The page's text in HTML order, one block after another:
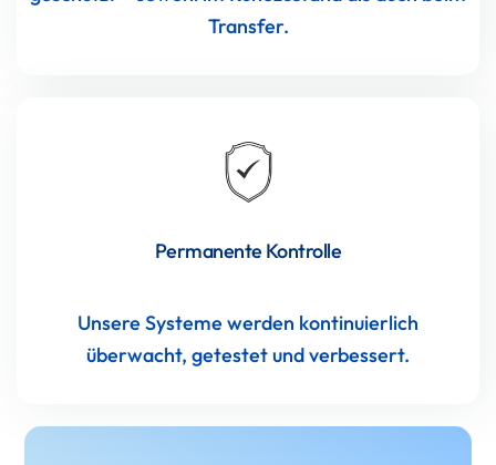
Transfer.
Permanente Kontrolle
Unsere Systeme werden kontinuierlich
überwacht, getestet und verbessert.